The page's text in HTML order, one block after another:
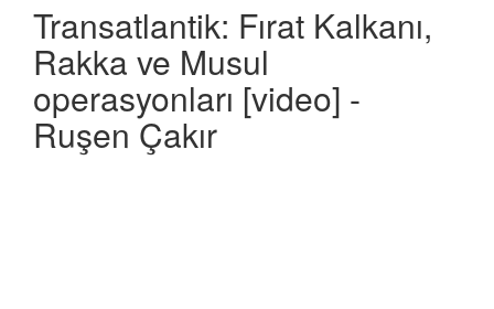
Transatlantik: Fırat Kalkanı,
Rakka ve Musul
operasyonları [video] -
Ruşen Çakır